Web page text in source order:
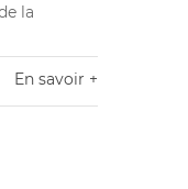
la
En savoir +